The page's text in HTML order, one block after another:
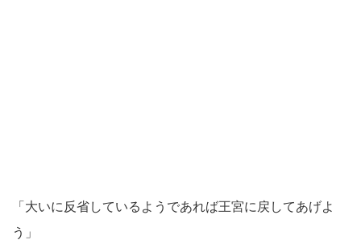
「大いに反省しているようであれば王宮に戻してあげよ
う」